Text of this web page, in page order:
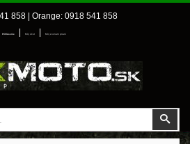
858 | Orange: 0918 541 858
Prihlásenie Môj účet Môj zoznam prianí